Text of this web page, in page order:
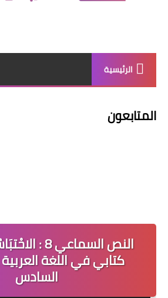
الرئيسية
المتابعون
النص
كتابي في اللغة
السادس